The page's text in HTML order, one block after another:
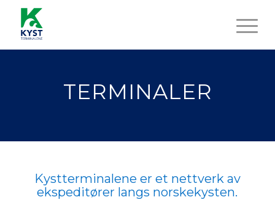
TERMINALER
Kystterminalene er et nettverk av
ekspeditører langs norskekysten.